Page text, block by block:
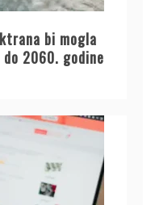
bi mogla
2060. godine